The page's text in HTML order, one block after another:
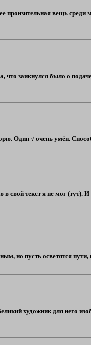
пронзительная вещь
что заикнулся было о
Один √ очень умён.
текст я не мог (тут). И
но пусть осветятся
художник для него